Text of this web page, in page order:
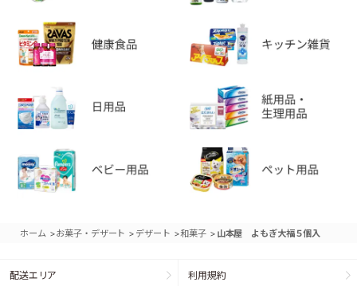
ホーム >お菓子・デザート > デザート >和菓子 > 山本屋 よもぎ大福５個入
配送エリア 利用規約